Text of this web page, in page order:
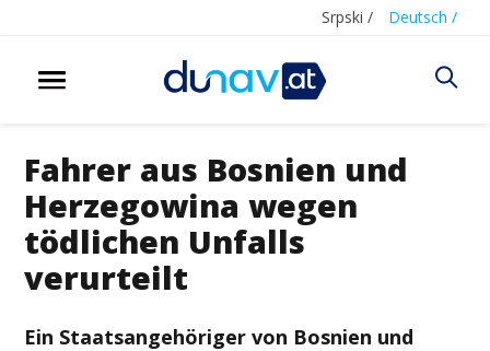
Srpski / Deutsch /
Fahrer aus Bosnien und
Herzegowina wegen
tödlichen Unfalls
verurteilt
Ein Staatsangehöriger von Bosnien und